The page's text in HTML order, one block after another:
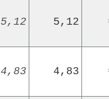
5,12 5,12
4,83 4,83